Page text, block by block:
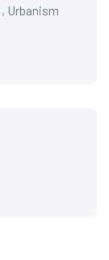
, Urbanism